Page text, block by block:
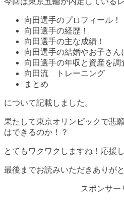
向田選手のプロフィール！
向田選手の経歴！
向田選手の主な成績！
向田選手の結婚やお子さん
向田選手の年収と資産を調
向田流 トレーニング
まとめ
について記載しました。
果たして東京オリンピックで悲
はできるのか！？
とてもワクワクしますね！応援
最後までお読みいただきありが
スポンサー